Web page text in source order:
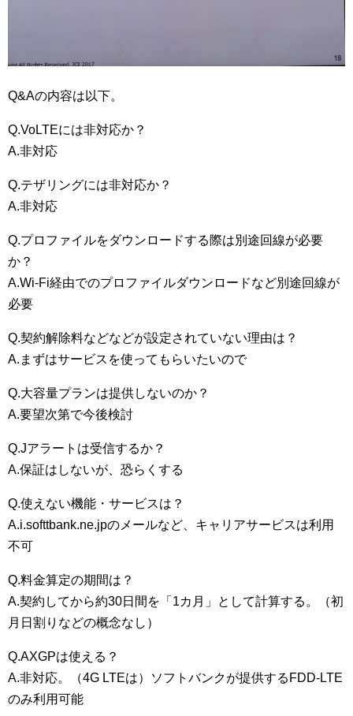
Q&Aの内容は以下。
Q.VoLTEには非対応か？
A.非対応
Q.テザリングには非対応か？
A.非対応
Q.プロファイルをダウンロードする際は別途回線が必要
か？
A.Wi-Fi経由でのプロファイルダウンロードなど別途回線が
必要
Q.契約解除料などなどが設定されていない理由は？
A.まずはサービスを使ってもらいたいので
Q.大容量プランは提供しないのか？
A.要望次第で今後検討
Q.Jアラートは受信するか？
A.保証はしないが、恐らくする
Q.使えない機能・サービスは？
A.i.softtbank.ne.jpのメールなど、キャリアサービスは利用
不可
Q.料金算定の期間は？
A.契約してから約30日間を「1カ月」として計算する。（初
月日割りなどの概念なし）
Q.AXGPは使える？
A.非対応。（4G LTEは）ソフトバンクが提供するFDD-LTE
のみ利用可能